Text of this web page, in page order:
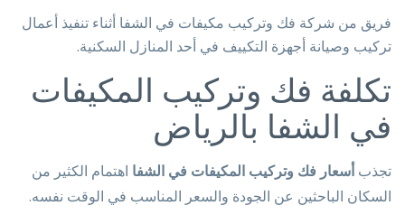
فريق من شركة فك وتركيب مكيفات في الشفا أثناء تنفيذ أعمال
تركيب وصيانة أجهزة التكييف في أحد المنازل السكنية.
تكلفة فك وتركيب المكيفات
في الشفا بالرياض
تجذبأسعار فك وتركيب المكيفات في الشفا اهتمام الكثير من
السكان الباحثين عن الجودة والسعر المناسب في الوقت نفسه.